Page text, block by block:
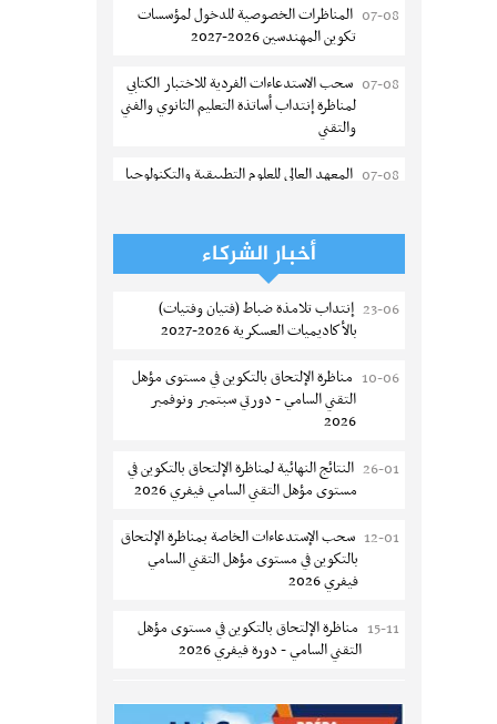
07-08 المناظرات الخصوصية للدخول لمؤسسات
تكوين المهندسين 2026-2027
07-08 سحب الاستدعاءات الفردية للاختبار الكتابي
لمناظرة إنتداب أساتذة التعليم الثانوي والفني
والتقني
07-08 المعهد العالي للعلوم التطبيقية والتكنولوجيا
الترشح للماجستير بالمعهد العالي لمهن
الموضة بالمنستير 2026-2027
06-08 سحب إستدعاء مناظرة إعادة التوجيه أوت
2026 - جامعة سوسة
05-08 تمديد آجال الترشح للماجستير بالمعهد
2027
05-08 بلاغ حول مواعيد الترسيم المدرسي عن بعد
بعنوان السنة الدراسية 2026-2027
05-08 الإعلان عن نتائج الدورة الرئيسية للتوجيه
الجامعي - باكالوريا 2026
الوطني لسنة 2026
والإنسانيات بمنوبة 2026-2027
أخبار الشركاء
23-06 إنتداب تلامذة ضباط (فتيان وفتيات)
بالأكاديميات العسكرية 2026-2027
10-06 مناظرة الإلتحاق بالتكوين في مستوى مؤهل
التقني السامي - دورتي سبتمبر ونوفمبر
2026
26-01 النتائج النهائية لمناظرة الإلتحاق بالتكوين في
مستوى مؤهل التقني السامي فيفري 2026
12-01 سحب الإستدعاءات الخاصة بمناظرة الإلتحاق
بالتكوين في مستوى مؤهل التقني السامي
فيفري 2026
15-11 مناظرة الإلتحاق بالتكوين في مستوى مؤهل
التقني السامي - دورة فيفري 2026
12-09